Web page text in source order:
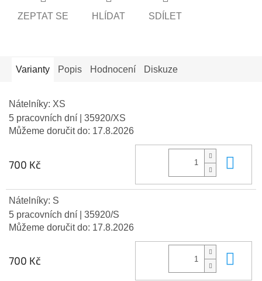
ZEPTAT SE HLÍDAT SDÍLET
Varianty Popis Hodnocení Diskuze
Nátelníky: XS
5 pracovních dní
| 35920/XS
Můžeme doručit do: 17.8.2026
700 Kč
Nátelníky: S
5 pracovních dní
| 35920/S
Můžeme doručit do: 17.8.2026
700 Kč